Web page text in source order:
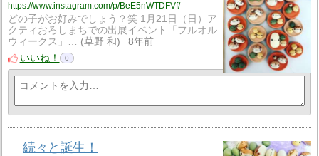
https://www.instagram.com/p/BeE5nWTDFVf/
どの子がお好みでしょう？笑 1月21日（日）ア
クティおろしまちでの出展イベント「フルオル
ウィークス」…
草野 和
8年前
いいね！
0
続々と誕生！